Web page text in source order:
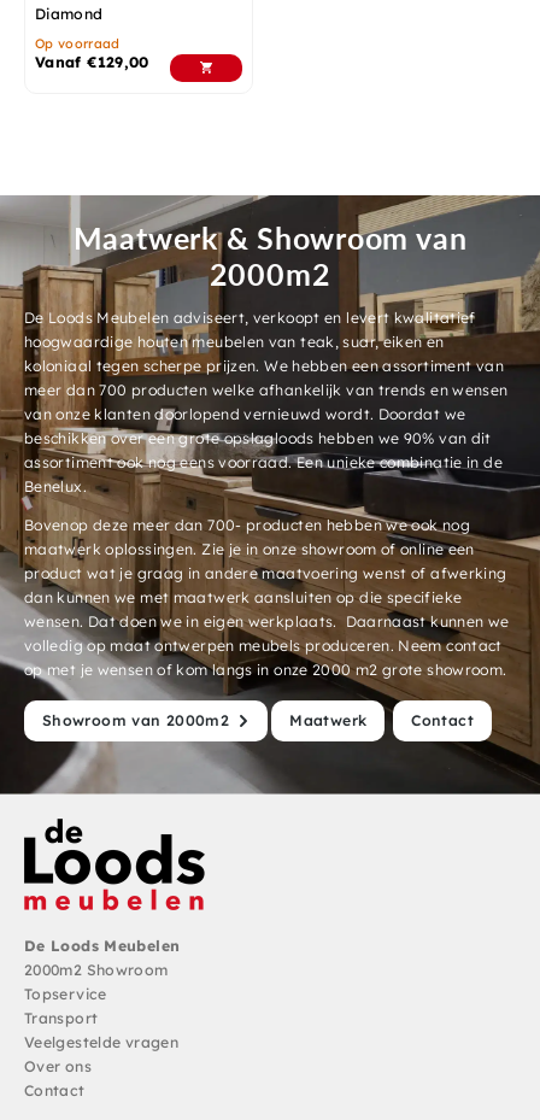
Diamond
Op voorraad
Vanaf€129,00
Maatwerk & Showroom van
2000m2
De Loods Meubelen adviseert, verkoopt en levert kwalitatief
hoogwaardige houten meubelen van teak, suar, eiken en
koloniaal tegen scherpe prijzen. We hebben een assortiment van
meer dan 700 producten welke afhankelijk van trends en wensen
van onze klanten doorlopend vernieuwd wordt. Doordat we
beschikken over een grote opslagloods hebben we 90% van dit
assortiment ook nog eens voorraad. Een unieke combinatie in de
Benelux.
Bovenop deze meer dan 700- producten hebben we ook nog
maatwerk oplossingen. Zie je in onze showroom of online een
product wat je graag in andere maatvoering wenst of afwerking
dan kunnen we met maatwerk aansluiten op die specifieke
wensen. Dat doen we in eigen werkplaats. Daarnaast kunnen we
volledig op maat ontwerpen meubels produceren. Neem contact
op met je wensen of kom langs in onze 2000 m2 grote showroom.
Showroom van 2000m2 Maatwerk Contact
De Loods Meubelen
2000m2 Showroom
Topservice
Transport
Veelgestelde vragen
Over ons
Contact